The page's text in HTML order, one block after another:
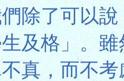
除了可以
及格」。
真，而不